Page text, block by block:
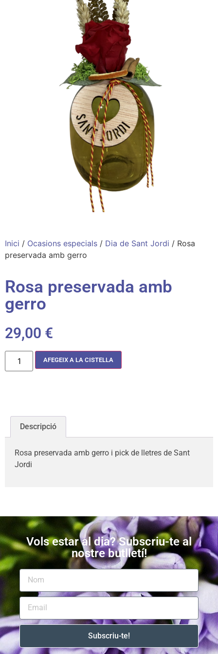
Inici / Ocasions especials / Dia de Sant Jordi / Rosa
preservada amb gerro
Rosa preservada amb
gerro
29,00 €
AFEGEIX A LA CISTELLA
Descripció
Rosa preservada amb gerro i pick de lletres de Sant
Jordi
Vols estar al dia? Subscriu-te al
nostre butlletí!
Subscriu-te!